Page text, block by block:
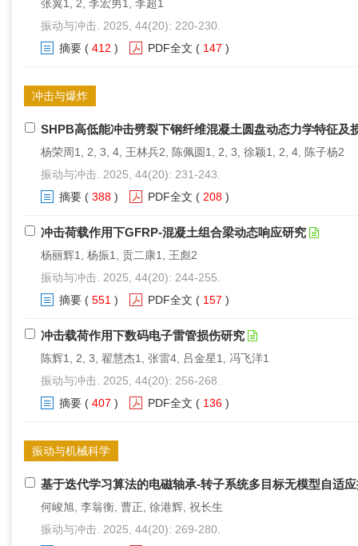
张翼1, 2, 李宏男1, 李超1
振动与冲击. 2025, 44(20): 220-230.
摘要 ( 412 ) PDF全文 ( 147 )
冲击与爆炸
SHPB高低能冲击劈裂下钢纤维混凝土圆盘动态力学特征及
杨荣周1, 2, 3, 4, 王林兵2, 陈佩圆1, 2, 3, 徐颖1, 2, 4, 陈子杨2
振动与冲击. 2025, 44(20): 231-243.
摘要 ( 388 ) PDF全文 ( 208 )
冲击荷载作用下GFRP-混凝土组合梁动态响应研究
杨丽辉1, 杨振1, 贡二康1, 王彪2
振动与冲击. 2025, 44(20): 244-255.
摘要 ( 551 ) PDF全文 ( 157 )
冲击载荷作用下数码电子雷管损伤研究
陈辉1, 2, 3, 翟慧杰1, 张雷4, 吕金星1, 冯飞洋1
振动与冲击. 2025, 44(20): 256-268.
摘要 ( 407 ) PDF全文 ( 136 )
振动与机械科学
基于迭代学习算法的电磁轴承-转子系统多目标无模型自适
何峻旭, 李翁衡, 曹正, 徐港辉, 祝长生
振动与冲击. 2025, 44(20): 269-280.